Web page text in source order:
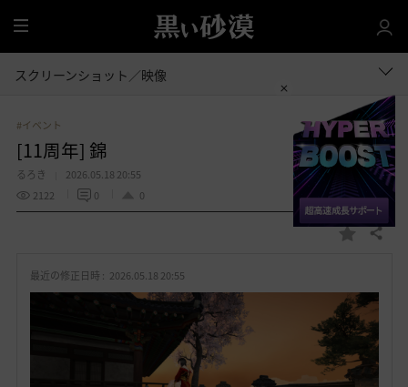
全
体
スクリーンショット／映像
#イベント
[11周年] 錦
るろき
2026.05.18 20:55
2122
0 0
お
入
り
共有する
最近の修正日時 : 2026.05.18 20:55